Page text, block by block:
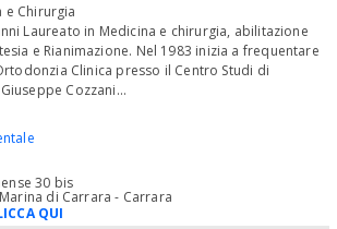
e Chirurgia
Laureato in Medicina e chirurgia, abilitazione
e Rianimazione. Nel 1983 inizia a frequentare
Clinica presso il Centro Studi di
Cozzani...
30 bis
di Carrara - Carrara
QUI